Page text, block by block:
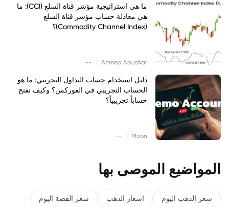
ما هي استراتيجية مؤشر قناة السلع (CCI): ما
هي معادلة حساب مؤشر قناة السلع
(Commodity Channel Index)؟
Ahmed Abushar
--
دليل استخدام حساب التداول التجريبي: ما هو
الحساب التجريبي في الفوركس؟ وكيف تفتح
حساباً تجريبياً؟
Moon
--
المواضيع الموصى بها
سعر الذهب اليوم اسعار الذهب سعر الفضة اليوم